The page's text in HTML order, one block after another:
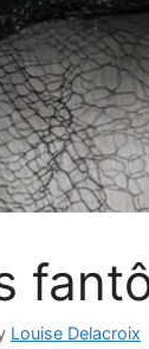
Louise Delacroix